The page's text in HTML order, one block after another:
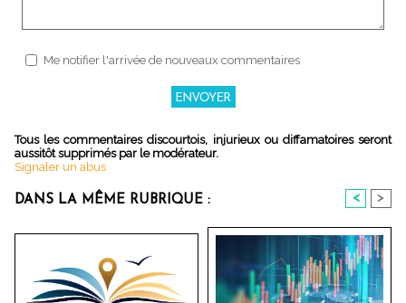
Me notifier l'arrivée de nouveaux commentaires
Tous les commentaires discourtois, injurieux ou diffamatoires seront
aussitôt supprimés par le modérateur.
Signaler un abus
DANS LA MÊME RUBRIQUE : < >